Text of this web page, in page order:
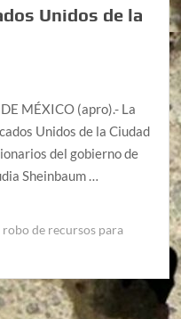
Unidos de la
MÉXICO (apro).- La
Unidos de la Ciudad
del gobierno de
Sheinbaum …
robo de recursos para